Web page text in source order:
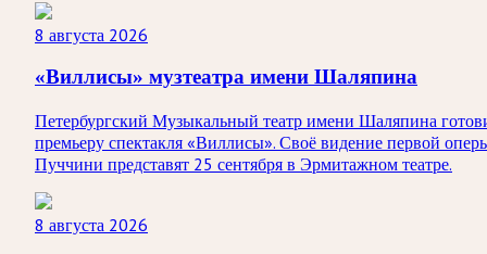
8 августа 2026
«Виллисы» музтеатра имени Шаляпина
Петербургский Музыкальный театр имени Шаляпина
премьеру спектакля «Виллисы». Своё видение первой
Пуччини представят 25 сентября в Эрмитажном театре.
8 августа 2026